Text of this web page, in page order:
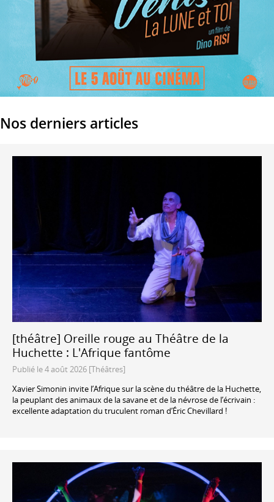
Nos derniers articles
[théâtre] Oreille rouge au Théâtre de la
Huchette : L'Afrique fantôme
Publié le 4 août 2026 [Théâtres]
Xavier Simonin invite l’Afrique sur la scène du théâtre de la Huchette,
la peuplant des animaux de la savane et de la névrose de l’écrivain :
excellente adaptation du truculent roman d’Éric Chevillard !